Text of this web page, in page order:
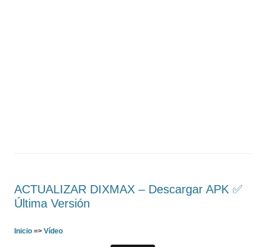
ACTUALIZAR DIXMAX – Descargar APK ✅️
Última Versión
Inicio => Vídeo